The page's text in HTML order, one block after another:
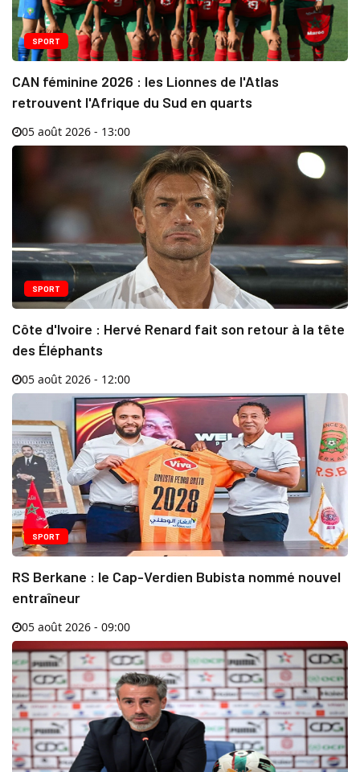
SPORT
CAN féminine 2026 : les Lionnes de l'Atlas
retrouvent l'Afrique du Sud en quarts
05 août 2026 - 13:00
SPORT
Côte d'Ivoire : Hervé Renard fait son retour à la tête
des Éléphants
05 août 2026 - 12:00
SPORT
RS Berkane : le Cap-Verdien Bubista nommé nouvel
entraîneur
05 août 2026 - 09:00